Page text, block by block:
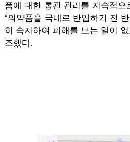
품에 대한 통관 관리를 지속적으
“의약품을 국내로 반입하기 전
히 숙지하여 피해를 보는 일이
조했다.